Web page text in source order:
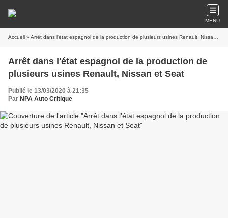
MENU
Accueil » Arrêt dans l'état espagnol de la production de plusieurs usines Renault, Nissan et Seat
Arrêt dans l'état espagnol de la production de
plusieurs usines Renault, Nissan et Seat
Publié le 13/03/2020 à 21:35
Par NPA Auto Critique